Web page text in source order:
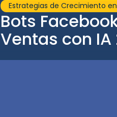
Estrategias de Crecimiento
Bots
Ventas con IA